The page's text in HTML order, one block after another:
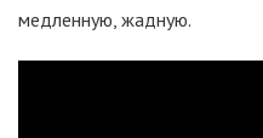
медленную, жадную.